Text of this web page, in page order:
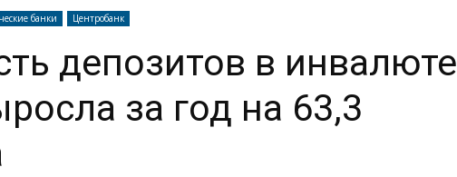
банки Центробанк
депозитов в инвалюте
за год на 63,3